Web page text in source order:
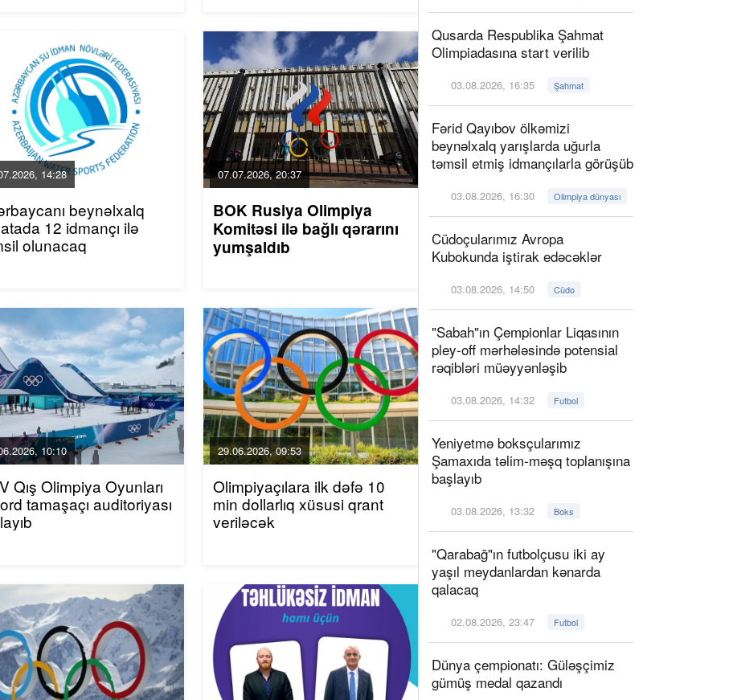
14:28
beynəlxalq
12 idmançı ilə
olunacaq
07.07.2026, 20:37
BOK Rusiya Olimpiya
Komitəsi ilə bağlı qərarını
yumşaldıb
10:10
Qış Olimpiya Oyunları
tamaşaçı auditoriyası
29.06.2026, 09:53
Olimpiyaçılara ilk dəfə 10
min dollarlıq xüsusi qrant
veriləcək
Qusarda Respublika Şahmat
Olimpiadasına start verilib
03.08.2026, 16:35 Şahmat
Fərid Qayıbov ölkəmizi
beynəlxalq yarışlarda uğurla
təmsil etmiş idmançılarla görüşüb
03.08.2026, 16:30 Olimpiya dünyası
Cüdoçularımız Avropa
Kubokunda iştirak edəcəklər
03.08.2026, 14:50 Cüdo
"Sabah"ın Çempionlar Liqasının
pley-off mərhələsində potensial
rəqibləri müəyyənləşib
03.08.2026, 14:32 Futbol
Yeniyetmə boksçularımız
Şamaxıda təlim-məşq toplanışına
başlayıb
03.08.2026, 13:32 Boks
"Qarabağ"ın futbolçusu iki ay
yaşıl meydanlardan kənarda
qalacaq
02.08.2026, 23:47 Futbol
Dünya çempionatı: Güləşçimiz
gümüş medal qazandı